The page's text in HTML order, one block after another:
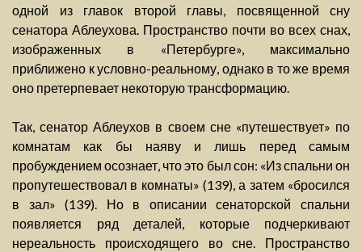
одной из главок второй главы, посвященной сну
сенатора Аблеухова. Пространство почти во всех снах,
изображенных в «Петербурге», максимально
приближено к условно-реальному, однако в то же время
оно претерпевает некоторую трансформацию.
Так, сенатор Аблеухов в своем сне «путешествует» по
комнатам как бы наяву и лишь перед самым
пробуждением осознает, что это был сон: «Из спальни он
пропутешествовал в комнаты» (139), а затем «бросился
в зал» (139). Но в описании сенаторской спальни
появляется ряд деталей, которые подчеркивают
нереальность происходящего во сне. Пространство